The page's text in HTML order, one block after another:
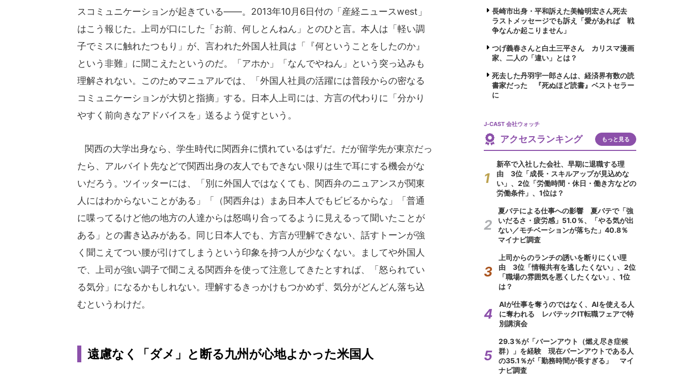
スコミュニケーションが起きている――。2013年10月6日付の「産経ニュースwest」
はこう報じた。上司が口にした「お前、何しとんねん」とのひと言。本人は「軽い調
子でミスに触れたつもり」が、言われた外国人社員は「『何ということをしたのか』
という非難」に聞こえたというのだ。「アホか」「なんでやねん」という突っ込みも
理解されない。このためマニュアルでは、「外国人社員の活躍には普段からの密なる
コミュニケーションが大切と指摘」する。日本人上司には、方言の代わりに「分かり
やすく前向きなアドバイスを」送るよう促すという。
関西の大学出身なら、学生時代に関西弁に慣れているはずだ。だが留学先が東京だっ
たら、アルバイト先などで関西出身の友人でもできない限りは生で耳にする機会がな
いだろう。ツイッターには、「別に外国人ではなくても、関西弁のニュアンスが関東
人にはわからないことがある」「（関西弁は）まあ日本人でもビビるからな」「普通
に喋ってるけど他の地方の人達からは怒鳴り合ってるように見えるって聞いたことが
ある」との書き込みがある。同じ日本人でも、方言が理解できない、話すトーンが強
く聞こえてつい腰が引けてしまうという印象を持つ人が少なくない。ましてや外国人
で、上司が強い調子で聞こえる関西弁を使って注意してきたとすれば、「怒られてい
る気分」になるかもしれない。理解するきっかけもつかめず、気分がどんどん落ち込
むというわけだ。
遠慮なく「ダメ」と断る九州が心地よかった米国人
長崎市出身・平和訴えた美輪明宏さん死去
ラストメッセージでも訴え「愛があれば 戦
争なんか起こりません」
つげ義春さんと白土三平さん カリスマ漫画
家、二人の「違い」とは？
死去した丹羽宇一郎さんは、経済界有数の読
書家だった 『死ぬほど読書』ベストセラー
に
J-CAST 会社ウォッチ
アクセスランキング もっと見る
新卒で入社した会社、早期に退職する理
由 3位「成長・スキルアップが見込めな
い」、2位「労働時間・休日・働き方などの
労働条件」、1位は？
夏バテによる仕事への影響 夏バテで「強
いだるさ・疲労感」51.0％、「やる気が出
ない／モチベーションが落ちた」40.8％
マイナビ調査
上司からのランチの誘いを断りにくい理
由 3位「情報共有を逃したくない」、2位
「職場の雰囲気を悪くしたくない」、1位
は？
AIが仕事を奪うのではなく、AIを使える人
に奪われる レバテックIT転職フェアで特
別講演会
29.3％が「バーンアウト（燃え尽き症候
群）」を経験 現在バーンアウトである人
の35.1％が「勤務時間が長すぎる」 マイ
ナビ調査